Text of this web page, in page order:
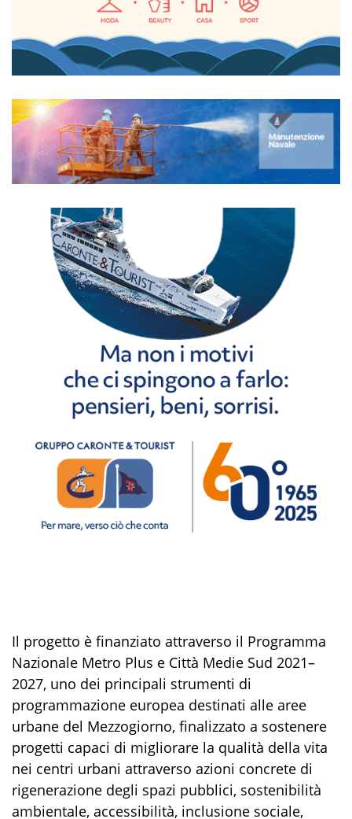
Il progetto è finanziato attraverso il Programma
Nazionale Metro Plus e Città Medie Sud 2021–
2027, uno dei principali strumenti di
programmazione europea destinati alle aree
urbane del Mezzogiorno, finalizzato a sostenere
progetti capaci di migliorare la qualità della vita
nei centri urbani attraverso azioni concrete di
rigenerazione degli spazi pubblici, sostenibilità
ambientale, accessibilità, inclusione sociale,